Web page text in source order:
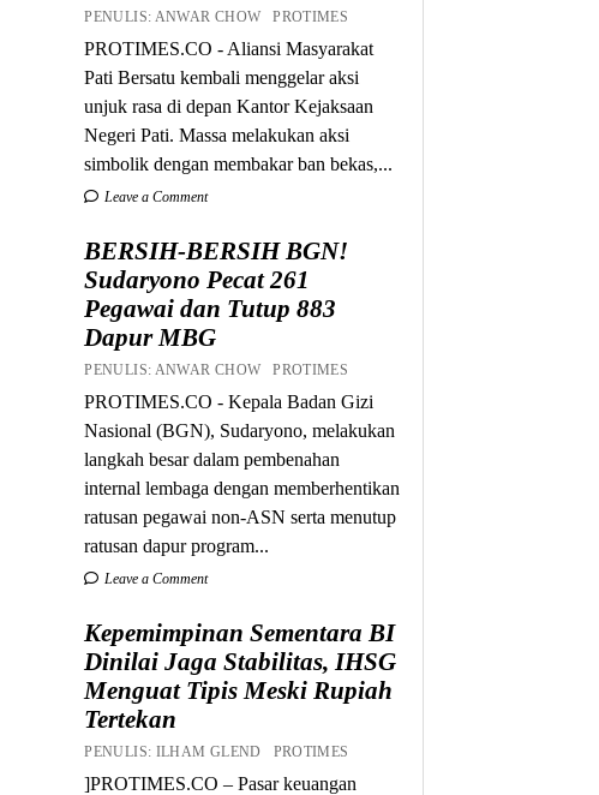
PENULIS: ANWAR CHOW PROTIMES
PROTIMES.CO - Aliansi Masyarakat
Pati Bersatu kembali menggelar aksi
unjuk rasa di depan Kantor Kejaksaan
Negeri Pati. Massa melakukan aksi
simbolik dengan membakar ban bekas,...
Leave a Comment
BERSIH-BERSIH BGN!
Sudaryono Pecat 261
Pegawai dan Tutup 883
Dapur MBG
PENULIS: ANWAR CHOW PROTIMES
PROTIMES.CO - Kepala Badan Gizi
Nasional (BGN), Sudaryono, melakukan
langkah besar dalam pembenahan
internal lembaga dengan memberhentikan
ratusan pegawai non-ASN serta menutup
ratusan dapur program...
Leave a Comment
Kepemimpinan Sementara BI
Dinilai Jaga Stabilitas, IHSG
Menguat Tipis Meski Rupiah
Tertekan
PENULIS: ILHAM GLEND PROTIMES
]PROTIMES.CO – Pasar keuangan